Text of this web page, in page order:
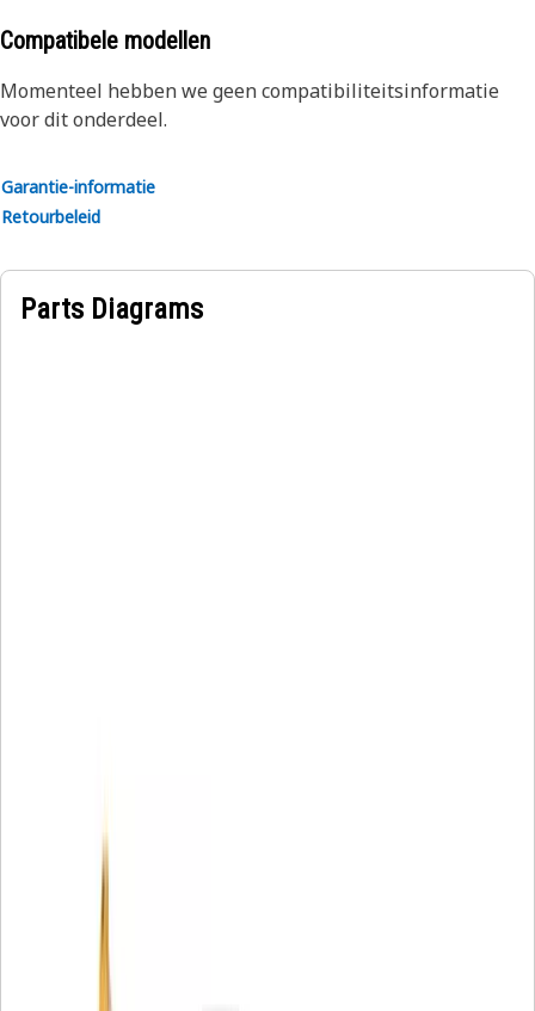
Compatibele modellen
Momenteel hebben we geen compatibiliteitsinformatie
voor dit onderdeel.
Garantie-informatie
Retourbeleid
Parts Diagrams